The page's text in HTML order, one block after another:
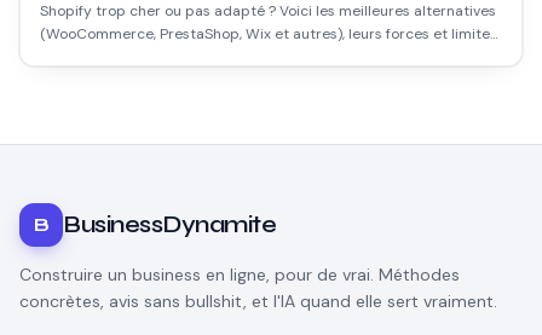
Shopify trop cher ou pas adapté ? Voici les meilleures alternatives
(WooCommerce, PrestaShop, Wix et autres), leurs forces et limites,
B BusinessDynamite
Construire un business en ligne, pour de vrai. Méthodes
concrètes, avis sans bullshit, et l'IA quand elle sert vraiment.